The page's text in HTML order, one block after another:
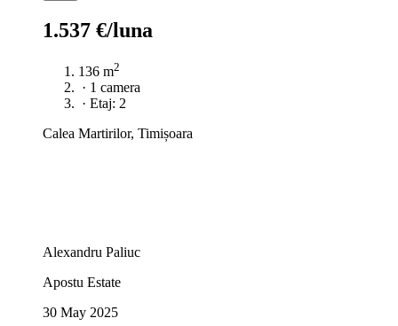
1.537 €/luna
136 m2
· 1 camera
· Etaj: 2
Calea Martirilor, Timișoara
Alexandru Paliuc
Apostu Estate
30 May 2025